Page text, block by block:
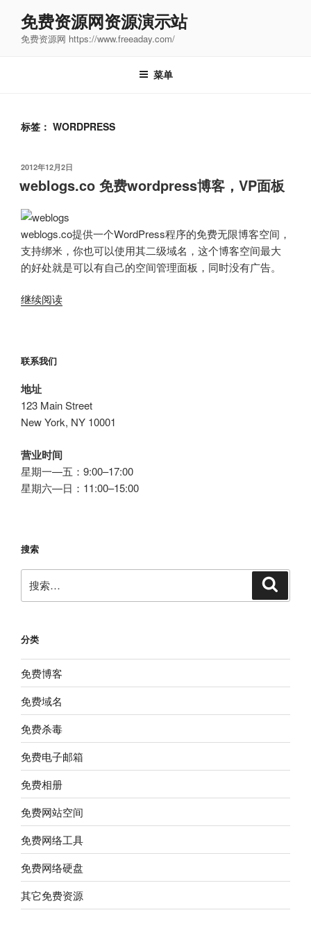
免费资源网资源演示站
免费资源网 https://www.freeaday.com/
菜单
标签： WORDPRESS
发
于
2012年12月2日
weblogs.co 免费wordpress博客，VP面板
weblogs.co提供一个WordPress程序的免费无限博客空间，
支持绑米，你也可以使用其二级域名，这个博客空间最大
的好处就是可以有自己的空间管理面板，同时没有广告。
继续阅读“weblogs.co
VP
面
板”
联系我们
地址
123 Main Street
New York, NY 10001
营业时间
星期一—五：9:00–17:00
星期六—日：11:00–15:00
搜索
索：
分类
免费博客
免费域名
免费杀毒
免费电子邮箱
免费相册
免费网站空间
免费网络工具
免费网络硬盘
其它免费资源